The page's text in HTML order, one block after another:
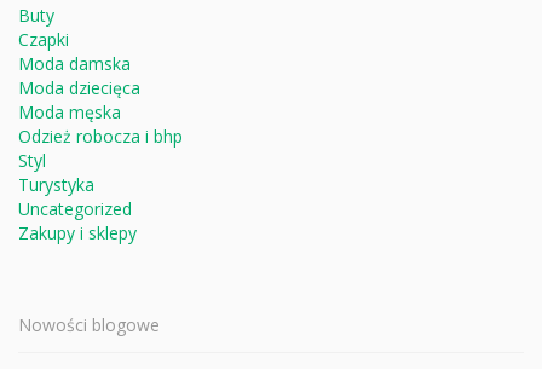
Buty
Czapki
Moda damska
Moda dziecięca
Moda męska
Odzież robocza i bhp
Styl
Turystyka
Uncategorized
Zakupy i sklepy
Nowości blogowe